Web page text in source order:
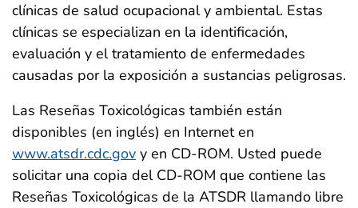
clínicas de salud ocupacional y ambiental. Estas
clínicas se especializan en la identificación,
evaluación y el tratamiento de enfermedades
causadas por la exposición a sustancias peligrosas.
Las Reseñas Toxicológicas también están
disponibles (en inglés) en Internet en
www.atsdr.cdc.gov y en CD-ROM. Usted puede
solicitar una copia del CD-ROM que contiene las
Reseñas Toxicológicas de la ATSDR llamando libre